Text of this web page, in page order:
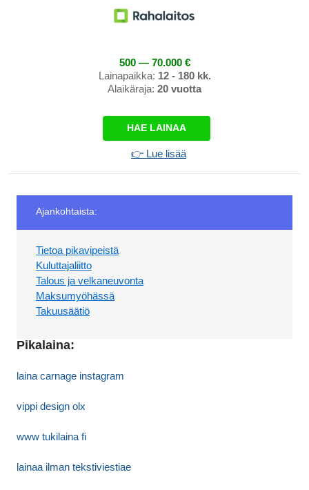
500 — 70.000 €
Lainapaikka: 12 - 180 kk.
Alaikäraja: 20 vuotta
HAE LAINAA
👉 Lue lisää
Ajankohtaista:
Tietoa pikavipeistä
Kuluttajaliitto
Talous ja velkaneuvonta
Maksumyöhässä
Takuusäätiö
Pikalaina:
laina carnage instagram
vippi design olx
www tukilaina fi
lainaa ilman tekstiviestiae